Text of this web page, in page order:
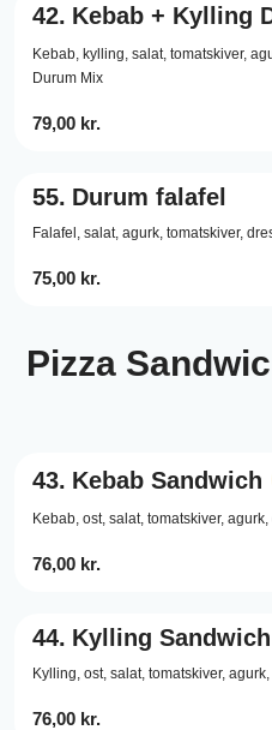
42. Kebab + Kylling
Kebab, kylling, salat, tomatskiver,
Durum Mix
79,00 kr.
55. Durum falafel
Falafel, salat, agurk, tomatskiver,
75,00 kr.
Pizza
43. Kebab Sandwich
Kebab, ost, salat, tomatskiver, agurk,
76,00 kr.
44. Kylling Sandwich
Kylling, ost, salat, tomatskiver, agurk,
76,00 kr.